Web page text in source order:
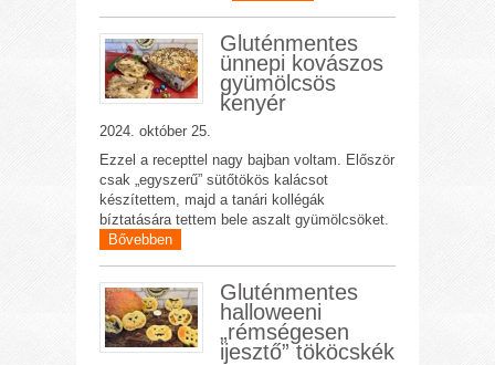
Gluténmentes
ünnepi kovászos
gyümölcsös
kenyér
2024. október 25.
Ezzel a recepttel nagy bajban voltam. Először
csak „egyszerű” sütőtökös kalácsot
készítettem, majd a tanári kollégák
bíztatására tettem bele aszalt gyümölcsöket.
Bővebben
Gluténmentes
halloweeni
„rémségesen
ijesztő” tököcskék